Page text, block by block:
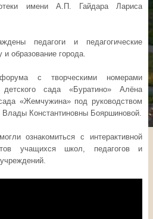
имени А.П. Гайдара Лариса
педагоги и педагогические
и образование города.
с творческими номерами
детского сада «Буратино» Алёна
«Жемчужина» под руководством
Влады Константиновны Бояршиновой.
ознакомиться с интерактивной
учащихся школ, педагогов и